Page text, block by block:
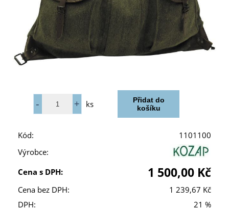
ks
Kód:
1101100
Výrobce:
Cena s DPH:
1 500,00 Kč
Cena bez DPH:
1 239,67 Kč
DPH:
21 %